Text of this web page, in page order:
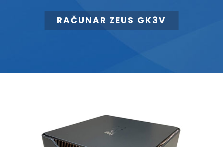
RAČUNAR ZEUS GK3V